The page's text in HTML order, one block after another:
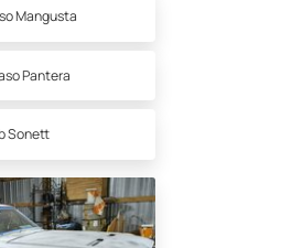
Mangusta
Pantera
Sonett